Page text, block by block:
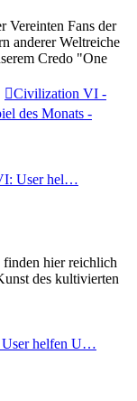
Vereinten Fans der
anderer Weltreiche
Credo "One
Civilization VI -
des Monats -
User hel…
hier reichlich
des kultivierten
helfen U…